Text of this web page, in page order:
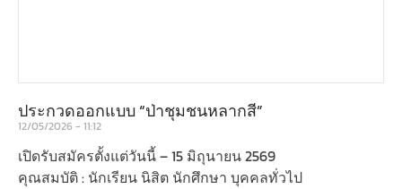
ประกวดออกแบบ “ป่าชุมชนหลากสี”
12/05/2026 11:12
เปิดรับสมัครตั้งแต่วันนี้ – 15 มิถุนายน 2569
คุณสมบัติ : นักเรียน นิสิต นักศึกษา บุคคลทั่วไป